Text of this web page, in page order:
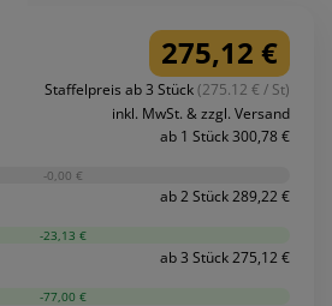
275,12 €
Staffelpreis ab 3 Stück(275.12 € / St)
inkl. MwSt. & zzgl. Versand
ab 1 Stück 300,78 €
-0,00 €
ab 2 Stück 289,22 €
-23,13 €
ab 3 Stück 275,12 €
-77,00 €